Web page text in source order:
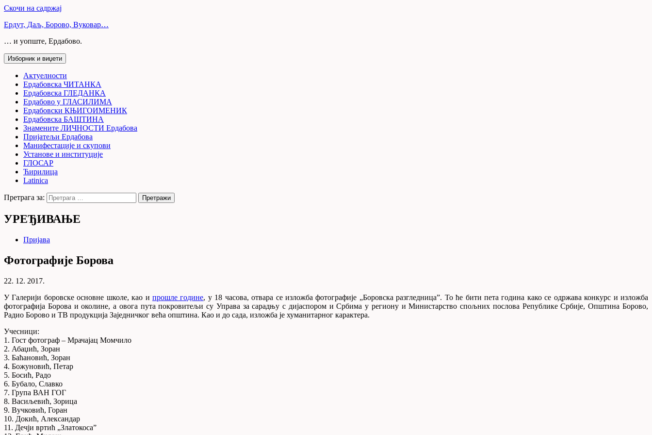
Скочи на садржај
Ердут, Даљ, Борово, Вуковар…
… и уопште, Ердабово.
Изборник и виџети
Актуелности
Ердабовска ЧИТАНКА
Ердабовска ГЛЕДАНКА
Ердабово у ГЛАСИЛИМА
Ердабовски КЊИГОИМЕНИК
Ердабовска БАШТИНА
Знамените ЛИЧНОСТИ Ердабова
Пријатељи Ердабова
Манифестације и скупови
Установе и институције
ГЛОСАР
Ћирилица
Latinica
Претрага за:
УРЕЂИВАЊЕ
Пријава
Фотографије Борова
22. 12. 2017.
У Галерији боровске основне школе, као и прошле године, у 18 часова, отвара се изложба фотографије „Боровска разгледница”. То ће бити пета година како се одржава конкурс и изложба
фотографија Борова и околине, а овога пута покровитељи су Управа за сарадњу с дијаспором и Србима у региону и Министарство спољних послова Републике Србије, Општина Борово,
Радио Борово и ТВ продукција Заједничког већа општина. Као и до сада, изложба је хуманитарног карактера.
Учесници:
1. Гост фотограф – Мрачајац Момчило
2. Абаџић, Зоран
3. Баћановић, Зоран
4. Божуновић, Петар
5. Босић, Радо
6. Бубало, Славко
7. Група ВАН ГОГ
8. Васиљевић, Зорица
9. Вучковић, Горан
10. Докић, Александар
11. Дечји вртић „Златокоса”